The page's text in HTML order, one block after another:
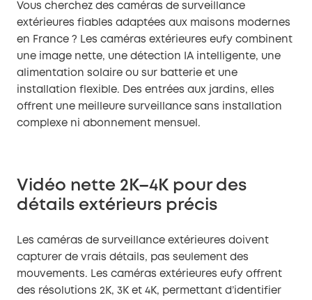
Vous cherchez des caméras de surveillance
extérieures fiables adaptées aux maisons modernes
en France ? Les caméras extérieures eufy combinent
une image nette, une détection IA intelligente, une
alimentation solaire ou sur batterie et une
installation flexible. Des entrées aux jardins, elles
offrent une meilleure surveillance sans installation
complexe ni abonnement mensuel.
Vidéo nette 2K–4K pour des
détails extérieurs précis
Les caméras de surveillance extérieures doivent
capturer de vrais détails, pas seulement des
mouvements. Les caméras extérieures eufy offrent
des résolutions 2K, 3K et 4K, permettant d’identifier